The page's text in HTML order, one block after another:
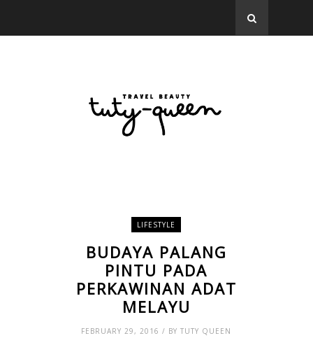
LIFESTYLE
BUDAYA PALANG
PINTU PADA
PERKAWINAN ADAT
MELAYU
FEBRUARY 29, 2016 / BY TUTY QUEEN